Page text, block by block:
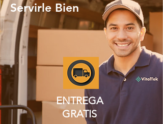
Servirle Bien
ENTREGA
GRATIS